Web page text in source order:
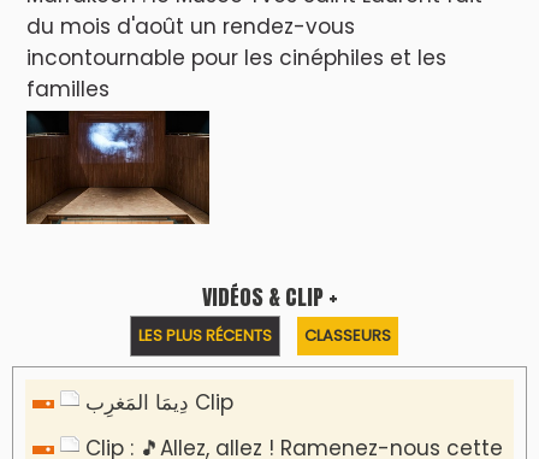
du mois d'août un rendez-vous
incontournable pour les cinéphiles et les
familles
VIDÉOS & CLIP +
LES PLUS RÉCENTS CLASSEURS
دِيمَا المَغرِب Clip
Clip : 🎵Allez, allez ! Ramenez-nous cette